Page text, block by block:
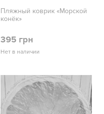
Пляжный коврик «Морской
конёк»
395 грн
Нет в наличии